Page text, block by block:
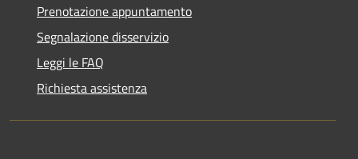
Prenotazione appuntamento
Segnalazione disservizio
Leggi le FAQ
Richiesta assistenza